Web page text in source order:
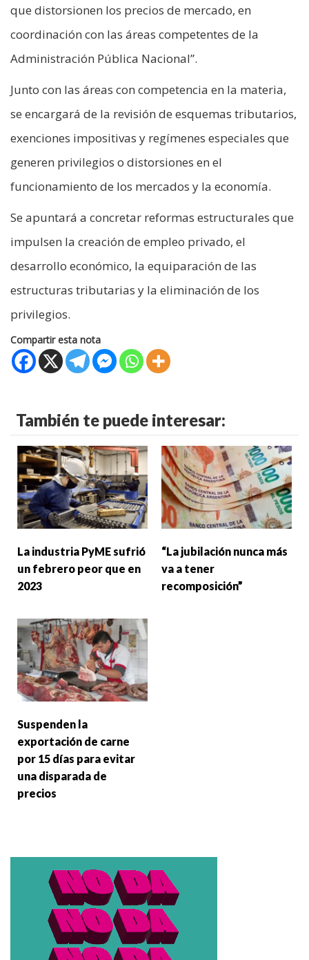
que distorsionen los precios de mercado, en
coordinación con las áreas competentes de la
Administración Pública Nacional”.
Junto con las áreas con competencia en la materia,
se encargará de la revisión de esquemas tributarios,
exenciones impositivas y regímenes especiales que
generen privilegios o distorsiones en el
funcionamiento de los mercados y la economía.
Se apuntará a concretar reformas estructurales que
impulsen la creación de empleo privado, el
desarrollo económico, la equiparación de las
estructuras tributarias y la eliminación de los
privilegios.
Compartir esta nota
También te puede interesar:
La industria PyME sufrió
un febrero peor que en
2023
“La jubilación nunca más
va a tener
recomposición”
Suspenden la
exportación de carne
por 15 días para evitar
una disparada de
precios